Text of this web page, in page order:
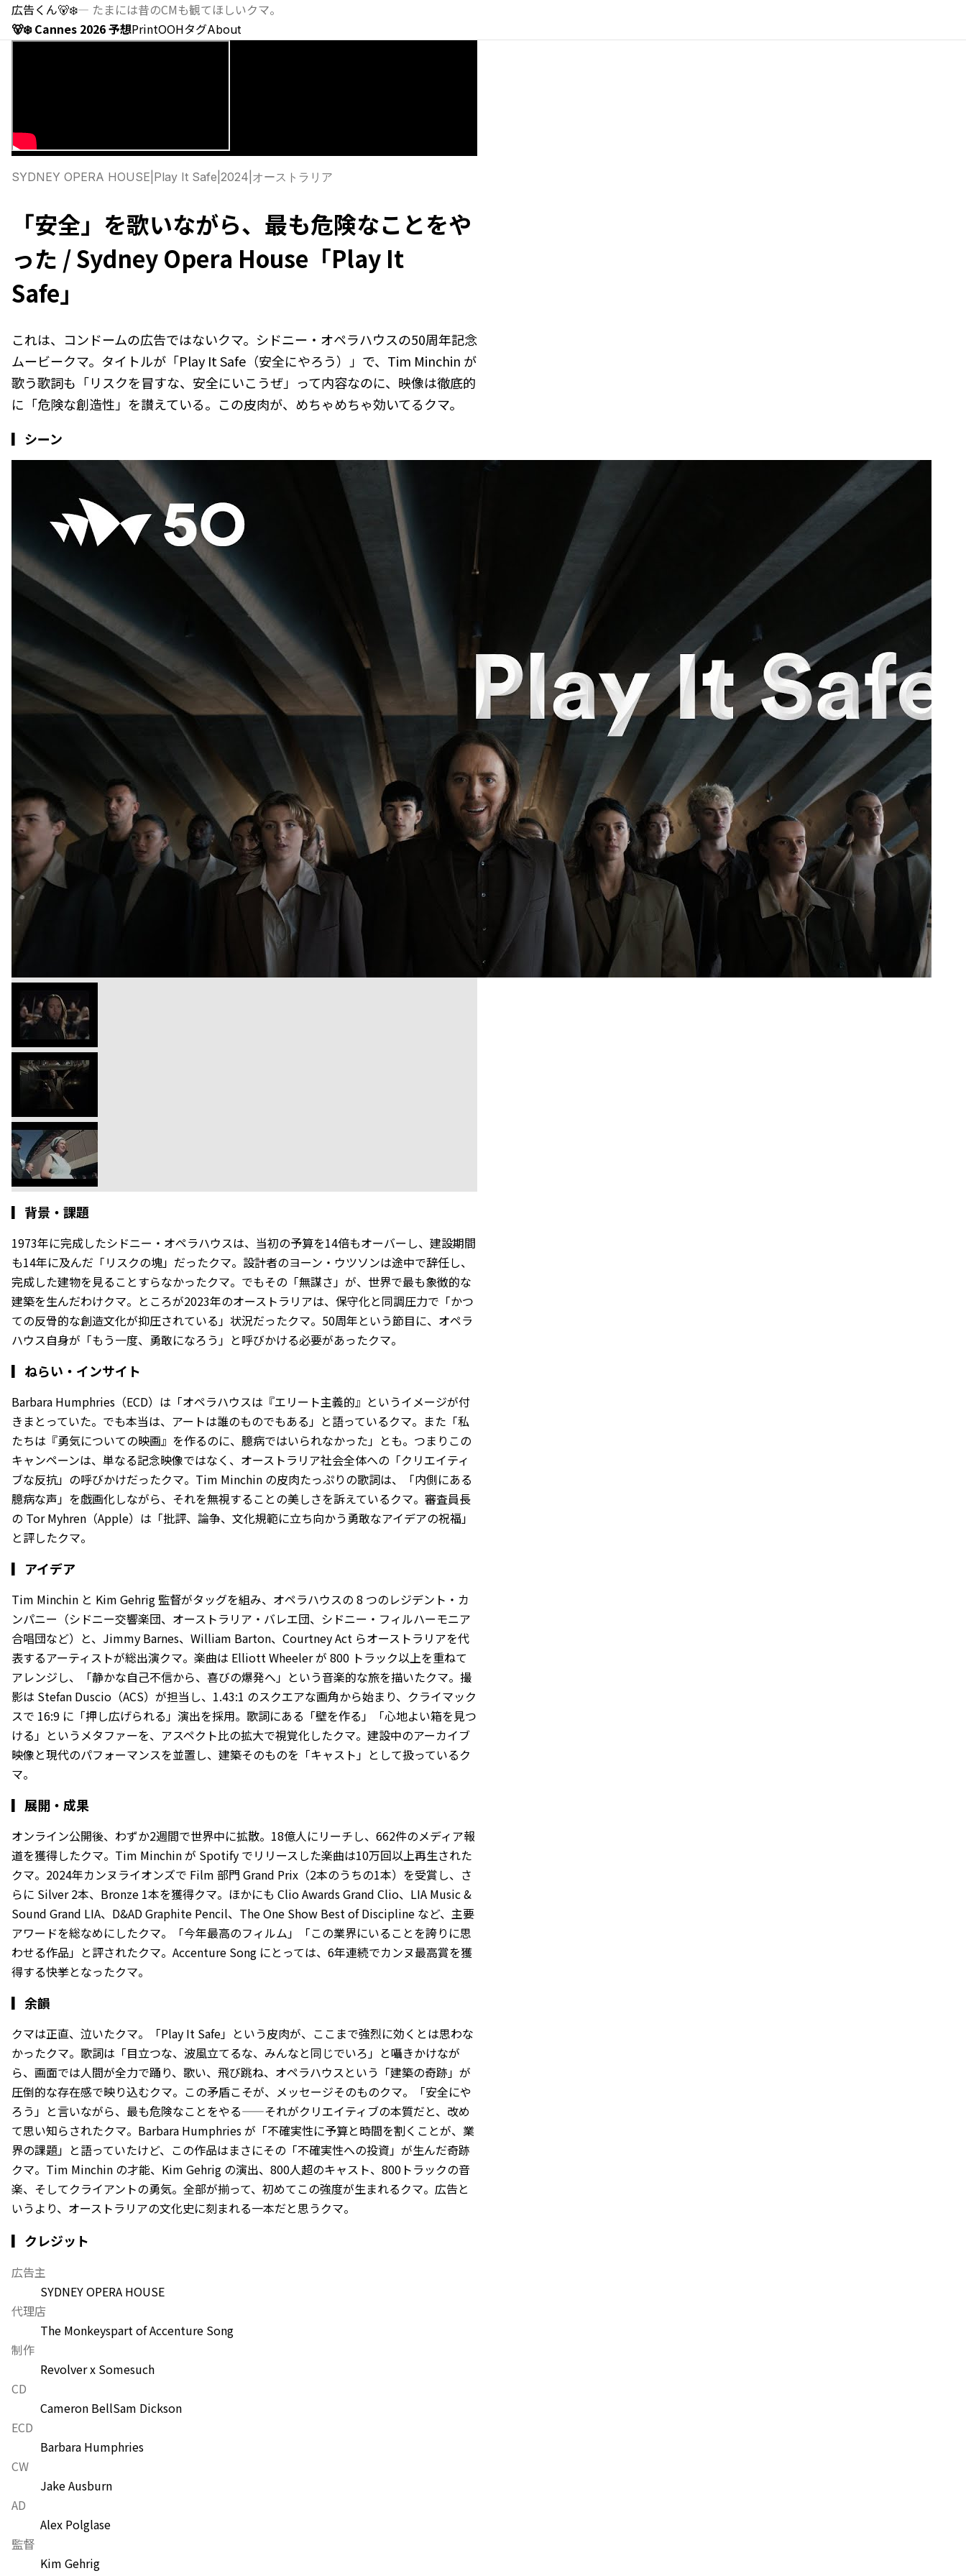
広告くん🐻‍❄️— たまには昔のCMも観てほしいクマ。
🐻‍❄️ Cannes 2026 予想PrintOOHタグAbout
SYDNEY OPERA HOUSE Play It Safe 2024 オーストラリア
「安全」を歌いながら、最も危険なことをや
った / Sydney Opera House「Play It
Safe」
これは、コンドームの広告ではないクマ。シドニー・オペラハウスの50周年記念
ムービークマ。タイトルが「Play It Safe（安全にやろう）」で、Tim Minchin が
歌う歌詞も「リスクを冒すな、安全にいこうぜ」って内容なのに、映像は徹底的
に「危険な創造性」を讃えている。この皮肉が、めちゃめちゃ効いてるクマ。
▎シーン
▎ 背景・課題
1973年に完成したシドニー・オペラハウスは、当初の予算を14倍もオーバーし、建設期間
も14年に及んだ「リスクの塊」だったクマ。設計者のヨーン・ウツソンは途中で辞任し、
完成した建物を見ることすらなかったクマ。でもその「無謀さ」が、世界で最も象徴的な
建築を生んだわけクマ。ところが2023年のオーストラリアは、保守化と同調圧力で「かつ
ての反骨的な創造文化が抑圧されている」状況だったクマ。50周年という節目に、オペラ
ハウス自身が「もう一度、勇敢になろう」と呼びかける必要があったクマ。
▎ ねらい・インサイト
Barbara Humphries（ECD）は「オペラハウスは『エリート主義的』というイメージが付
きまとっていた。でも本当は、アートは誰のものでもある」と語っているクマ。また「私
たちは『勇気についての映画』を作るのに、臆病ではいられなかった」とも。つまりこの
キャンペーンは、単なる記念映像ではなく、オーストラリア社会全体への「クリエイティ
ブな反抗」の呼びかけだったクマ。Tim Minchin の皮肉たっぷりの歌詞は、「内側にある
臆病な声」を戯画化しながら、それを無視することの美しさを訴えているクマ。審査員長
の Tor Myhren（Apple）は「批評、論争、文化規範に立ち向かう勇敢なアイデアの祝福」
と評したクマ。
▎ アイデア
Tim Minchin と Kim Gehrig 監督がタッグを組み、オペラハウスの 8 つのレジデント・カ
ンパニー（シドニー交響楽団、オーストラリア・バレエ団、シドニー・フィルハーモニア
合唱団など）と、Jimmy Barnes、William Barton、Courtney Act らオーストラリアを代
表するアーティストが総出演クマ。楽曲は Elliott Wheeler が 800 トラック以上を重ねて
アレンジし、「静かな自己不信から、喜びの爆発へ」という音楽的な旅を描いたクマ。撮
影は Stefan Duscio（ACS）が担当し、1.43:1 のスクエアな画角から始まり、クライマック
スで 16:9 に「押し広げられる」演出を採用。歌詞にある「壁を作る」「心地よい箱を見つ
ける」というメタファーを、アスペクト比の拡大で視覚化したクマ。建設中のアーカイブ
映像と現代のパフォーマンスを並置し、建築そのものを「キャスト」として扱っているク
マ。
▎ 展開・成果
オンライン公開後、わずか2週間で世界中に拡散。18億人にリーチし、662件のメディア報
道を獲得したクマ。Tim Minchin が Spotify でリリースした楽曲は10万回以上再生された
クマ。2024年カンヌライオンズで Film 部門 Grand Prix（2本のうちの1本）を受賞し、さ
らに Silver 2本、Bronze 1本を獲得クマ。ほかにも Clio Awards Grand Clio、LIA Music &
Sound Grand LIA、D&AD Graphite Pencil、The One Show Best of Discipline など、主要
アワードを総なめにしたクマ。「今年最高のフィルム」「この業界にいることを誇りに思
わせる作品」と評されたクマ。Accenture Song にとっては、6年連続でカンヌ最高賞を獲
得する快挙となったクマ。
▎ 余韻
クマは正直、泣いたクマ。「Play It Safe」という皮肉が、ここまで強烈に効くとは思わな
かったクマ。歌詞は「目立つな、波風立てるな、みんなと同じでいろ」と囁きかけなが
ら、画面では人間が全力で踊り、歌い、飛び跳ね、オペラハウスという「建築の奇跡」が
圧倒的な存在感で映り込むクマ。この矛盾こそが、メッセージそのものクマ。「安全にや
ろう」と言いながら、最も危険なことをやる——それがクリエイティブの本質だと、改め
て思い知らされたクマ。Barbara Humphries が「不確実性に予算と時間を割くことが、業
界の課題」と語っていたけど、この作品はまさにその「不確実性への投資」が生んだ奇跡
クマ。Tim Minchin の才能、Kim Gehrig の演出、800人超のキャスト、800トラックの音
楽、そしてクライアントの勇気。全部が揃って、初めてこの強度が生まれるクマ。広告と
いうより、オーストラリアの文化史に刻まれる一本だと思うクマ。
▎クレジット
広告主
SYDNEY OPERA HOUSE
代理店
The Monkeyspart of Accenture Song
制作
Revolver x Somesuch
CD
Cameron BellSam Dickson
ECD
Barbara Humphries
CW
Jake Ausburn
AD
Alex Polglase
監督
Kim Gehrig